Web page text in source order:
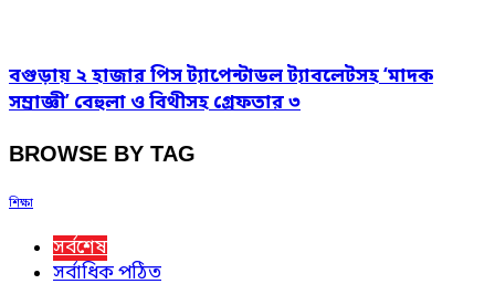
বগুড়ায় ২ হাজার পিস ট্যাপেন্টাডল ট্যাবলেটসহ ‘মাদক
সম্রাজ্ঞী’ বেহুলা ও বিথীসহ গ্রেফতার ৩
BROWSE BY TAG
শিক্ষা
সর্বশেষ
সর্বাধিক পঠিত